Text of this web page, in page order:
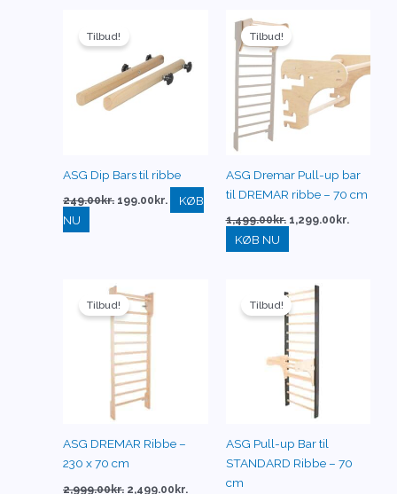
Tilbud!
ASG Dip Bars til ribbe
249.00kr.
oprindelige
pris
249.00kr..
199.00 kr.
er:
199.00kr..
KØB
NU
Tilbud!
ASG Dremar Pull-up bar
til DREMAR ribbe – 70 cm
1,499.00kr.
oprindelige
pris
var:
1,499.00kr..
1,299.00 kr.
er:
KØB NU
Tilbud!
ASG DREMAR Ribbe –
230 x 70 cm
2,999.00kr.
oprindelige
pris
var:
2,999.00kr..
2,499.00 kr.
Tilbud!
ASG Pull-up Bar til
STANDARD Ribbe – 70
cm
oprindelige
pris
var:
1,499.00kr..